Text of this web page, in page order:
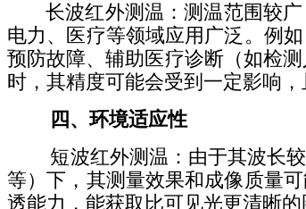
长波红外测温：测温范围较广
电力、医疗等领域应用广泛。例
预防故障、辅助医疗诊断（如检
时，其精度可能会受到一定影响
四、环境适应性
短波红外测温：由于其波长较
等）下，其测量效果和成像质量
透能力，能获取比可见光更清晰的